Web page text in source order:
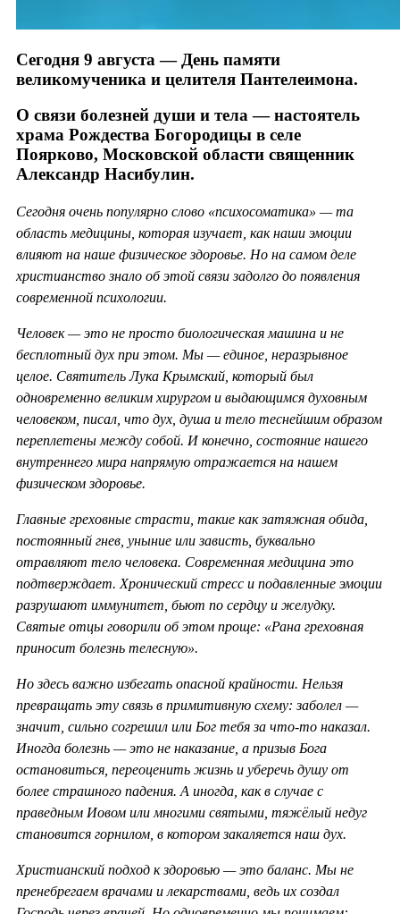
Сегодня 9 августа — День памяти
великомученика и целителя Пантелеимона.
О связи болезней души и тела — настоятель
храма Рождества Богородицы в селе
Поярково, Московской области священник
Александр Насибулин.
Сегодня очень популярно слово «психосоматика» — та
область медицины, которая изучает, как наши эмоции
влияют на наше физическое здоровье. Но на самом деле
христианство знало об этой связи задолго до появления
современной психологии.
Человек — это не просто биологическая машина и не
бесплотный дух при этом. Мы — единое, неразрывное
целое. Святитель Лука Крымский, который был
одновременно великим хирургом и выдающимся духовным
человеком, писал, что дух, душа и тело теснейшим образом
переплетены между собой. И конечно, состояние нашего
внутреннего мира напрямую отражается на нашем
физическом здоровье.
Главные греховные страсти, такие как затяжная обида,
постоянный гнев, уныние или зависть, буквально
отравляют тело человека. Современная медицина это
подтверждает. Хронический стресс и подавленные эмоции
разрушают иммунитет, бьют по сердцу и желудку.
Святые отцы говорили об этом проще: «Рана греховная
приносит болезнь телесную».
Но здесь важно избегать опасной крайности. Нельзя
превращать эту связь в примитивную схему: заболел —
значит, сильно согрешил или Бог тебя за что-то наказал.
Иногда болезнь — это не наказание, а призыв Бога
остановиться, переоценить жизнь и уберечь душу от
более страшного падения. А иногда, как в случае с
праведным Иовом или многими святыми, тяжёлый недуг
становится горнилом, в котором закаляется наш дух.
Христианский подход к здоровью — это баланс. Мы не
пренебрегаем врачами и лекарствами, ведь их создал